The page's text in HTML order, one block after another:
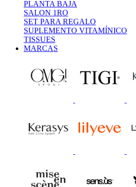
PLANTA BAJA
SALON 1RO
SET PARA REGALO
SUPLEMENTO VITAMÍNICO
TISSUES
MARCAS